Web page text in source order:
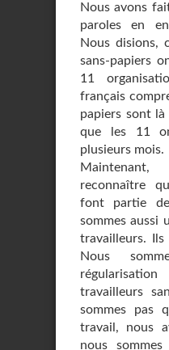
Nous avons
paroles en
Nous disions,
sans-papiers
11
français
papiers sont
que les 11
plusieurs mois.
reconnaître
font partie
sommes aussi
travailleurs. Ils
Nous
travailleurs
sommes pas
travail, nous
nous sommes